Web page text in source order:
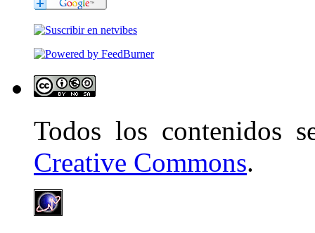
Todos los contenidos
Creative Commons.